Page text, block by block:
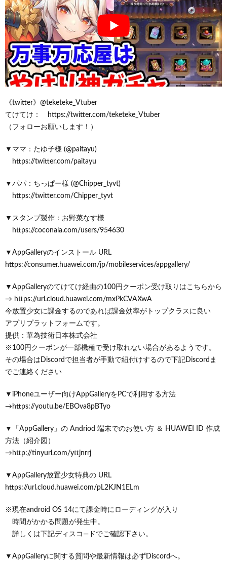
《twitter》@teketeke_Vtuber
てけてけ： https://twitter.com/teketeke_Vtuber
（フォローお願いします！）
▼ママ：たゆ子様 (@paitayu)
https://twitter.com/paitayu
▼パパ：ちっぱー様 (@Chipper_tyvt)
https://twitter.com/Chipper_tyvt
▼スタンプ製作：お野菜なす様
https://coconala.com/users/954630
▼AppGalleryのインストール URL
https://consumer.huawei.com/jp/mobileservices/appgallery/
▼AppGalleryのてけてけ経由の100円クーポン受け取りはこちらから
→ https://url.cloud.huawei.com/mxPkCVAXwA
今放置少女に課金するのであれば課金効率がトップクラスに良い
アプリプラットフォームです。
提供：華為技術日本株式会社
※100円クーポンが一部機種で受け取れない場合があるようです。
その場合はDiscordで担当者が手動で紐付けするので下記Discordま
でご連絡ください
▼iPhoneユーザー向けAppGalleryをPCで利用する方法
→https://youtu.be/EBOva8pBTyo
▼「AppGallery」の Andriod 端末でのお使い方 ＆ HUAWEI ID 作成
方法（紹介図）
→http://tinyurl.com/yttjnrrj
▼AppGallery放置少女特典の URL
https://url.cloud.huawei.com/pL2KJN1ELm
※現在android OS 14にて課金時にローディングが入り
時間がかかる問題が発生中。
詳しくは下記ディスコ―ドでご確認下さい。
▼AppGalleryに関する質問や最新情報は必ずDiscordへ。